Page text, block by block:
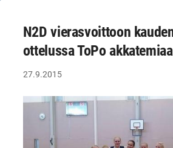
N2D vierasvoittoon
ottelussa ToPo
27.9.2015